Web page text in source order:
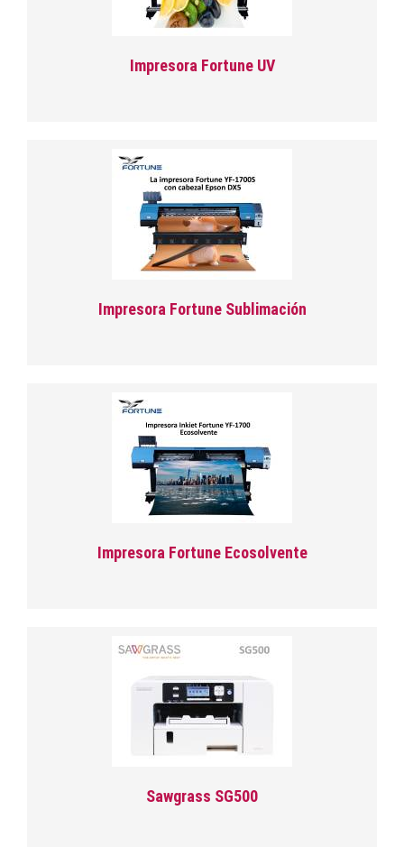
Impresora Fortune UV
Impresora Fortune Sublimación
Impresora Fortune Ecosolvente
Sawgrass SG500